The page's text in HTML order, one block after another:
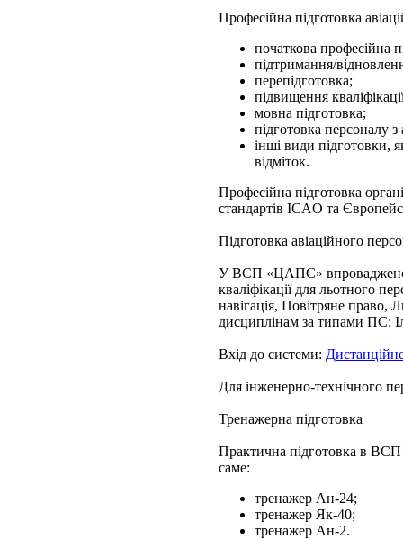
Професійна підготовка
початкова професійна
підтримання/
перепідготовка;
підвищення
мовна підготовка;
підготовка персоналу з
інші види підготовки,
відміток.
Професійна підготовка
стандартів ICAO та
Підготовка авіаційного
У ВСП «ЦАПС» впроваджено
кваліфікації для льотного
навігація, Повітряне право,
дисциплінам за типами
Вхід до системи:
Для інженерно-технічного
Тренажерна підготовка
Практична підготовка в
саме:
тренажер Ан-24;
тренажер Як-40;
тренажер Ан-2.